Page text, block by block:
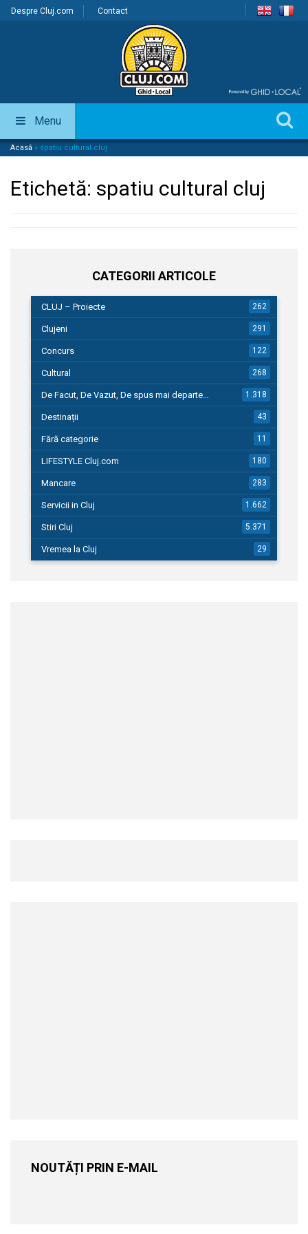
Despre Cluj.com Contact
Menu
Acasă » spatiu cultural cluj
Etichetă: spatiu cultural cluj
CATEGORII ARTICOLE
CLUJ – Proiecte 262
Clujeni 291
Concurs 122
Cultural 268
De Facut, De Vazut, De spus mai departe… 1.318
Destinații 43
Fără categorie 11
LIFESTYLE Cluj.com 180
Mancare 283
Servicii in Cluj 1.662
Stiri Cluj 5.371
Vremea la Cluj 29
NOUTĂȚI PRIN E-MAIL